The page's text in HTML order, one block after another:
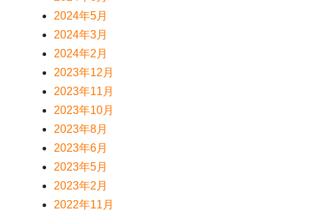
2024年5月
2024年3月
2024年2月
2023年12月
2023年11月
2023年10月
2023年8月
2023年6月
2023年5月
2023年2月
2022年11月